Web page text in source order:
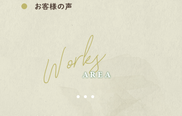
お客様の声
Works
AREA